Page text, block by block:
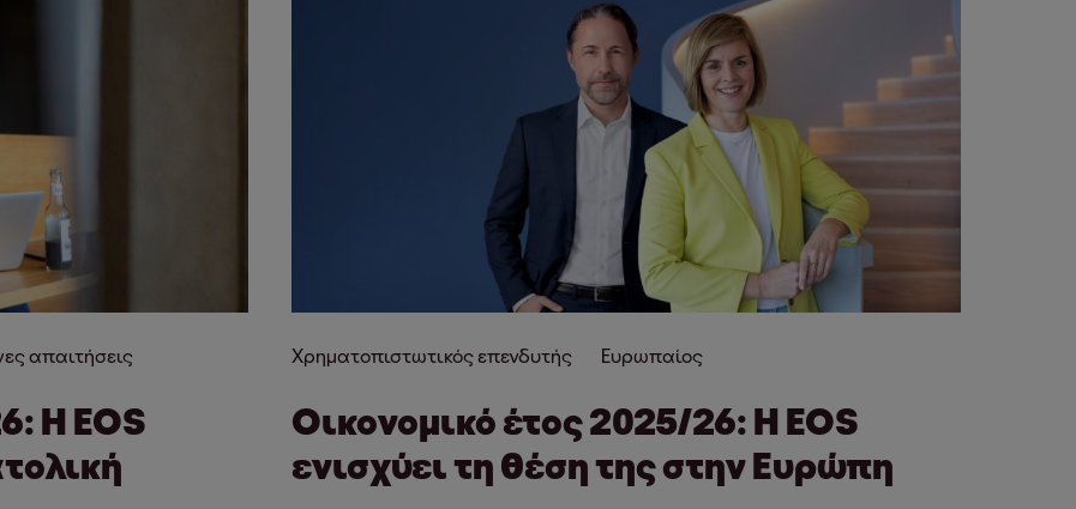
απαιτήσεις
Η EOS
Χρηματοπιστωτικός επενδυτής Ευρωπαίος
Οικονομικό έτος 2025/26: Η EOS
ενισχύει τη θέση της στην Ευρώπη